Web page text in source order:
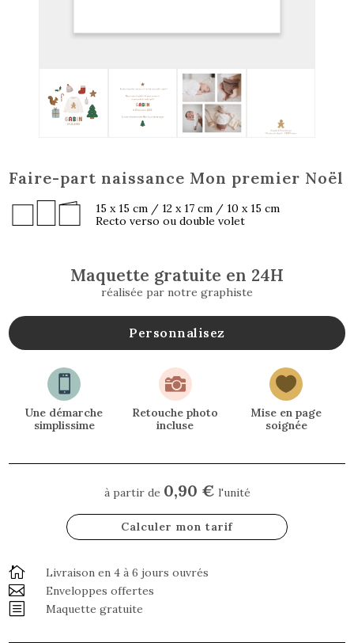
Faire-part naissance Mon premier Noël
15 x 15 cm / 12 x 17 cm / 10 x 15 cm
Recto verso ou double volet
Maquette gratuite en 24H
réalisée par notre graphiste
Personnalisez

Une démarche
simplissime

Retouche photo
incluse

Mise en page
soignée
à partir de 0,90 € l'unité
Calculer mon tarif
 Livraison en 4 à 6 jours ouvrés
 Enveloppes offertes
b Maquette gratuite